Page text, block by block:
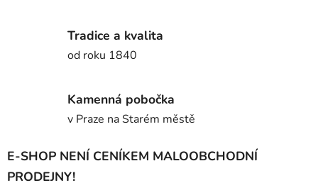
Tradice a kvalita
od roku 1840
Kamenná pobočka
v Praze na Starém městě
E-SHOP NENÍ CENÍKEM MALOOBCHODNÍ
PRODEJNY!